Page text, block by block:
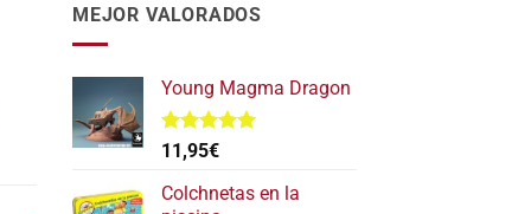
MEJOR VALORADOS
Young Magma Dragon
Valorado
con
de 5
11,95€
Colchnetas en la